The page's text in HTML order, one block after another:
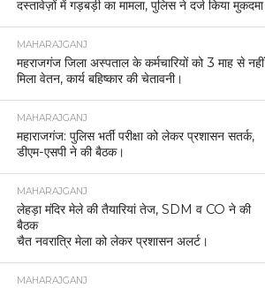
दस्तावेज़ों में गड़बड़ी का मामला, पुलिस ने दर्ज किया मुकदमा
MAHARAJGANJ
महराजगंज जिला अस्पताल के कर्मचारियों को 3 माह से नहीं
मिला वेतन, कार्य बहिष्कार की चेतावनी।
MAHARAJGANJ
महाराजगंज: पुलिस भर्ती परीक्षा को लेकर प्रशासन सतर्क,
डीएम-एसपी ने की बैठक।
MAHARAJGANJ
लेहड़ा मंदिर मेले की तैयारियां तेज, SDM व CO ने की
बैठक
चैत नवरात्रि मेला को लेकर प्रशासन अलर्ट।
MAHARAJGANJ